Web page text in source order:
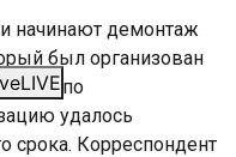
LIVE
начинают демонтаж
был организован
работ по
удалось
срока. Корреспондент